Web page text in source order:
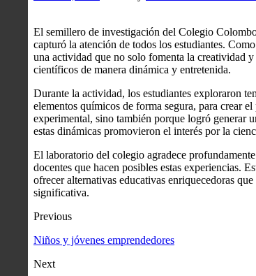
El semillero de investigación del Colegio
capturó la atención de todos los estudiantes.
una actividad que no solo fomenta la creatividad
científicos de manera dinámica y entretenida.
Durante la actividad, los estudiantes exploraron
elementos químicos de forma segura, para crear
experimental, sino también porque logró generar
estas dinámicas promovieron el interés por la
El laboratorio del colegio agradece
docentes que hacen posibles estas experiencias.
ofrecer alternativas educativas enriquecedoras
significativa.
Previous
Niños y jóvenes emprendedores
Next